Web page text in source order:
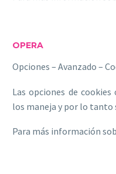
OPERA
Opciones – Avanzado –
Las opciones de
los maneja y por lo tanto
Para más información